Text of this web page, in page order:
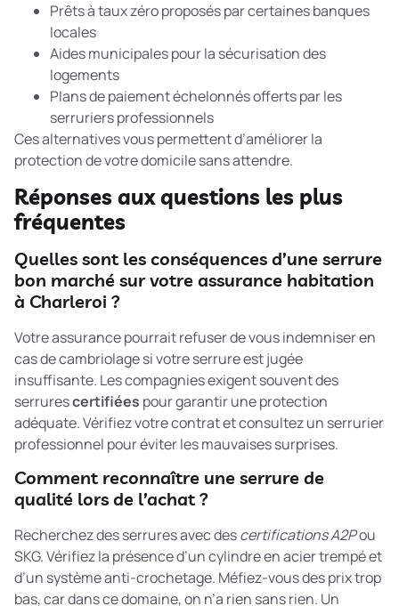
Prêts à taux zéro proposés par certaines banques
locales
Aides municipales pour la sécurisation des
logements
Plans de paiement échelonnés offerts par les
serruriers professionnels
Ces alternatives vous permettent d’améliorer la
protection de votre domicile sans attendre.
Réponses aux questions les plus
fréquentes
Quelles sont les conséquences d’une serrure
bon marché sur votre assurance habitation
à Charleroi ?
Votre assurance pourrait refuser de vous indemniser en
cas de cambriolage si votre serrure est jugée
insuffisante. Les compagnies exigent souvent des
serrurescertifiées pour garantir une protection
adéquate. Vérifiez votre contrat et consultez un serrurier
professionnel pour éviter les mauvaises surprises.
Comment reconnaître une serrure de
qualité lors de l’achat ?
Recherchez des serrures avec descertifications A2Pou
SKG. Vérifiez la présence d’un cylindre en acier trempé et
d’un système anti-crochetage. Méfiez-vous des prix trop
bas, car dans ce domaine, on n’a rien sans rien. Un